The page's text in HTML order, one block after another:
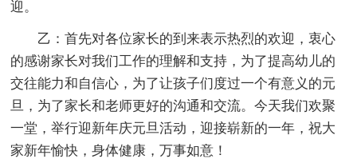
迎。
乙：首先对各位家长的到来表示热烈的欢迎，衷心
的感谢家长对我们工作的理解和支持，为了提高幼儿的
交往能力和自信心，为了让孩子们度过一个有意义的元
旦，为了家长和老师更好的沟通和交流。今天我们欢聚
一堂，举行迎新年庆元旦活动，迎接崭新的一年，祝大
家新年愉快，身体健康，万事如意！